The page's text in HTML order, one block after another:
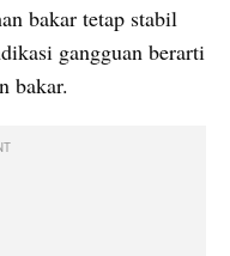
bakar tetap stabil
gangguan berarti
bakar.